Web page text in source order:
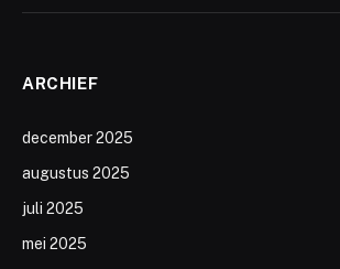
ARCHIEF
december 2025
augustus 2025
juli 2025
mei 2025